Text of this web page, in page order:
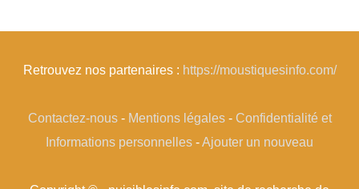
Retrouvez nos partenaires : https://moustiquesinfo.com/
Contactez-nous- Mentions légales- Confidentialité et
Informations personnelles -Ajouter un nouveau